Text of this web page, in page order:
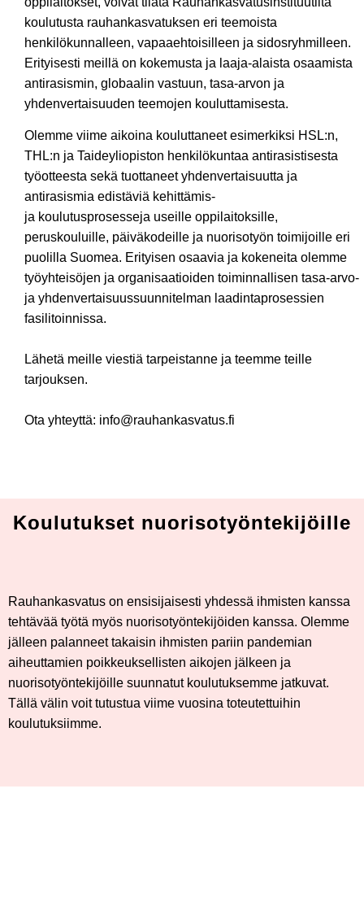
koulutusta rauhankasvatuksen eri teemoista
henkilökunnalleen, vapaaehtoisilleen ja sidosryhmilleen.
Erityisesti meillä on kokemusta ja laaja-alaista osaamista
antirasismin, globaalin vastuun, tasa-arvon ja
yhdenvertaisuuden teemojen kouluttamisesta.
Olemme viime aikoina kouluttaneetesimerkiksi HSL:n,
THL:n ja Taideyliopiston henkilökuntaa antirasistisesta
työotteesta sekä tuottaneetyhdenvertaisuutta ja
antirasismia edistäviä kehittämis-
ja koulutusprosesseja useille oppilaitoksille,
peruskouluille, päiväkodeille ja nuorisotyön toimijoille eri
puolilla Suomea. Erityisen osaavia ja kokeneita olemme
työyhteisöjen ja organisaatioiden toiminnallisen tasa-arvo-
ja yhdenvertaisuussuunnitelman laadintaprosessien
fasilitoinnissa.
Lähetä meille viestiä tarpeistanne ja teemme teille
tarjouksen.
Ota yhteyttä: info@rauhankasvatus.fi
Koulutukset nuorisotyöntekijöille
Rauhankasvatus on ensisijaisesti yhdessä ihmisten kanssa
tehtävää työtä myös nuorisotyöntekijöiden kanssa. Olemme
jälleen palanneet takaisin ihmisten pariin pandemian
aiheuttamien poikkeuksellisten aikojen jälkeen ja
nuorisotyöntekijöille suunnatut koulutuksemme jatkuvat.
Tällä välin voit tutustua viime vuosina toteutettuihin
koulutuksiimme.